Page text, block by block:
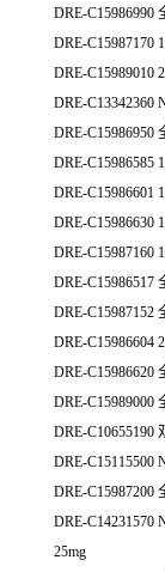
DRE-C15986990
DRE-C15987170
DRE-C15989010
DRE-C13342360
DRE-C15986950
DRE-C15986585
DRE-C15986601
DRE-C15986630
DRE-C15987160
DRE-C15986517
DRE-C15987152
DRE-C15986604
DRE-C15986620
DRE-C15989000
DRE-C10655190
DRE-C15115500
DRE-C15987200
DRE-C14231570
25mg